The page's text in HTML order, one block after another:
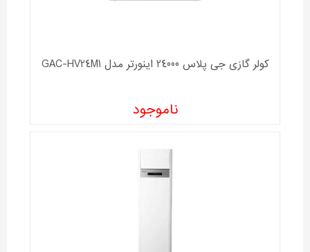
کولر گازی جی پلاس 24000 اینورتر مدل GAC-HV24M1
ناموجود